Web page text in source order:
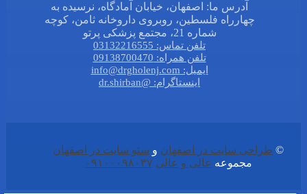
آدرس ما: اصفهان، خیابان آمادگاه، نرسیده به
چهارراه فلسطین، روبروی داروخانه ثامن، کوچه
شماره 21، مجتمع پزشکی پرتو
تلفن تماس: 03132216555
تلفن همراه: 09138700470
ایمیل: info@drgholenj.com
اینستاگرام: @dr.shirban
© طراحی سایت در اصفهان و سئو سایت در اصفهان
مجموعه عالی و عالی ۰۹۱۰۰۰۹۸۰۳۷